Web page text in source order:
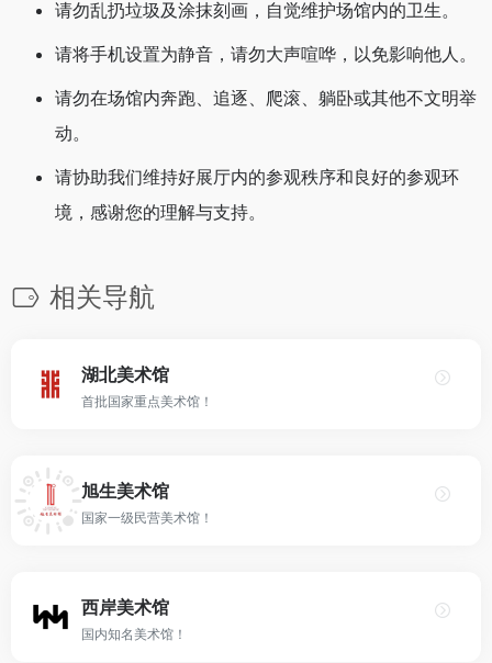
请勿乱扔垃圾及涂抹刻画，自觉维护场馆内的卫生。
请将手机设置为静音，请勿大声喧哗，以免影响他人。
请勿在场馆内奔跑、追逐、爬滚、躺卧或其他不文明举
动。
请协助我们维持好展厅内的参观秩序和良好的参观环
境，感谢您的理解与支持。
相关导航
湖北美术馆
首批国家重点美术馆！
旭生美术馆
国家一级民营美术馆！
西岸美术馆
国内知名美术馆！